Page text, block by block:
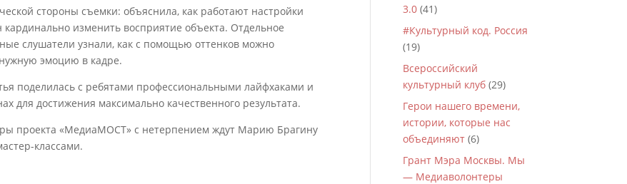
стороны съемки: объяснила, как работают настройки
изменить восприятие объекта. Отдельное
слушатели узнали, как с помощью оттенков можно
эмоцию в кадре.
поделилась с ребятами профессиональными лайфхаками и
для достижения максимально качественного результата.
проекта «МедиаМОСТ» с нетерпением ждут Марию Брагину
классами.
3.0 (41)
#Культурный код. Россия
(19)
Всероссийский
культурный клуб (29)
Герои нашего времени,
истории, которые нас
объединяют (6)
Грант Мэра Москвы. Мы
— Медиаволонтеры